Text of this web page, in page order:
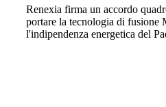
Renexia firma un accordo
portare la tecnologia di fusione
l'indipendenza energetica del